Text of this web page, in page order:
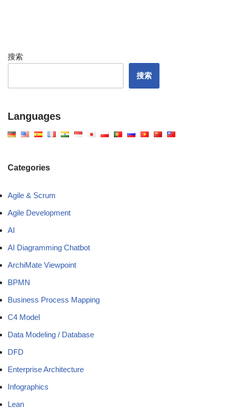
搜索
搜索
Languages
Categories
Agile & Scrum
Agile Development
AI
AI Diagramming Chatbot
ArchiMate Viewpoint
BPMN
Business Process Mapping
C4 Model
Data Modeling / Database
DFD
Enterprise Architecture
Infographics
Lean